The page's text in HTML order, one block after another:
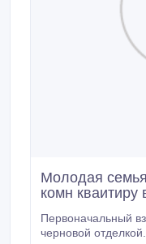
Молодая семья
комн кваитиру
Первоначальный
черновой